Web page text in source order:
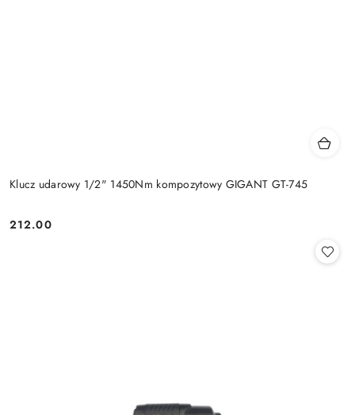
Klucz udarowy 1/2" 1450Nm kompozytowy GIGANT GT-745
Cena:
212.00